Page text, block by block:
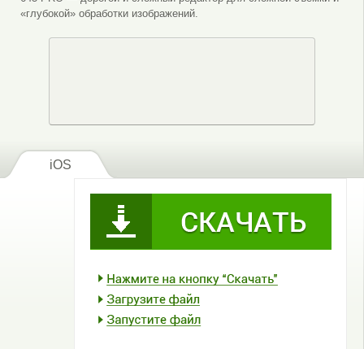
«глубокой» обработки изображений.
iOS